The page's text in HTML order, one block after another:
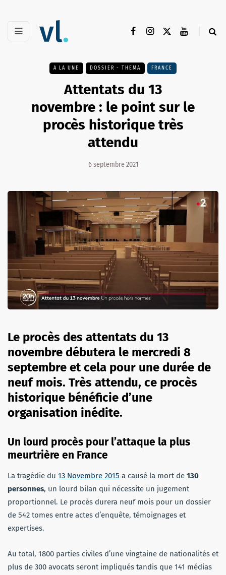
A LA UNE DOSSIER - THEMA FRANCE
Attentats du 13
novembre : le point sur le
procès historique très
attendu
6 septembre 2021
Le procès des attentats du 13
novembre débutera le mercredi 8
septembre et cela pour une durée de
neuf mois. Très attendu, ce procès
historique bénéficie d’une
organisation inédite.
Un lourd procès pour l’attaque la plus
meurtrière en France
La tragédie du 13 Novembre 2015 a causé la mort de 130
personnes, un lourd bilan qui nécessite un jugement
proportionnel. Le procès durera neuf mois pour un dossier
de 542 tomes entre actes d’enquête, témoignages et
expertises.
Au total, 1800 parties civiles d’une vingtaine de nationalités et
plus de 300 avocats seront impliqués tandis que 141 médias